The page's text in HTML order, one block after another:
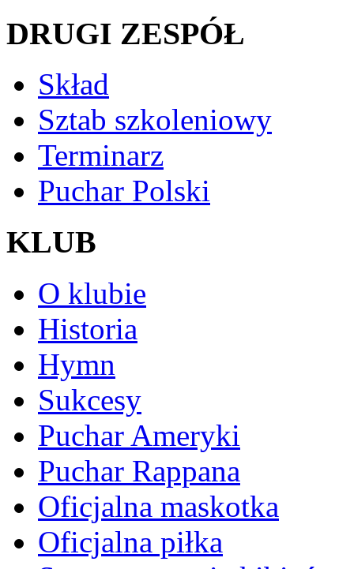
DRUGI ZESPÓŁ
Skład
Sztab szkoleniowy
Terminarz
Puchar Polski
KLUB
O klubie
Historia
Hymn
Sukcesy
Puchar Ameryki
Puchar Rappana
Oficjalna maskotka
Oficjalna piłka